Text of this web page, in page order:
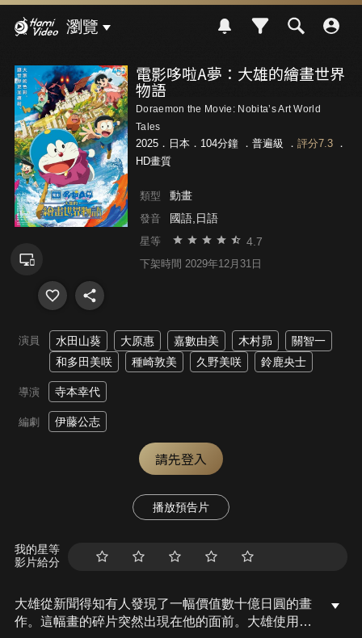
瀏覽
電影哆啦A夢：大雄的繪畫世界
物語
Doraemon the Movie: Nobita’s Art World
Tales
2025．日本．104分鐘 ． 普遍級 ． 評分7.3．
HD畫質
類型 動畫
發音 國語,日語
星等 4.7
下架時間 2029年12月31日
演員 水田山葵 大原惠 嘉數由美 木村昴
關智一
和多田美咲
種崎敦美 久野美咲 鈴鹿央士
導演 寺本幸代
編劇 伊藤公志
請先登入
播放預告片
我的星等
影片給分
大雄從新聞得知有人發現了一幅價值數十億日圓的畫
作。這幅畫的碎片突然出現在他的面前。大雄使用道